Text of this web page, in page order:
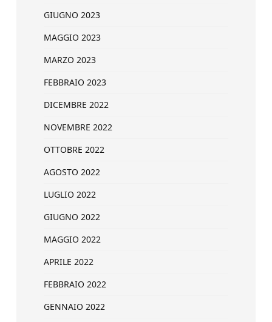
GIUGNO 2023
MAGGIO 2023
MARZO 2023
FEBBRAIO 2023
DICEMBRE 2022
NOVEMBRE 2022
OTTOBRE 2022
AGOSTO 2022
LUGLIO 2022
GIUGNO 2022
MAGGIO 2022
APRILE 2022
FEBBRAIO 2022
GENNAIO 2022